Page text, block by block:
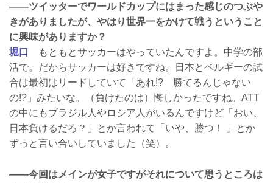
——ツイッターでワールドカップにはまった感じのつぶや
きがありましたが、やはり世界一をかけて戦うということ
に興味がありますか？
堀口
もともとサッカーはやっていたんですよ。中学の部
活で。だからサッカーは好きですね。日本とベルギーの試
合は最初はリードしていて「あれ!? 勝てるんじゃない
の!?」みたいな。（負けたのは）悔しかったですね。ATT
の中にもブラジル人やロシア人がいるんですけど「おい、
日本負けるだろ？」とか言われて「いや、勝つ！ 」とか
ずっと言い合いしていました（笑）。
——今回はメインが女子ですがそれについて思うところは